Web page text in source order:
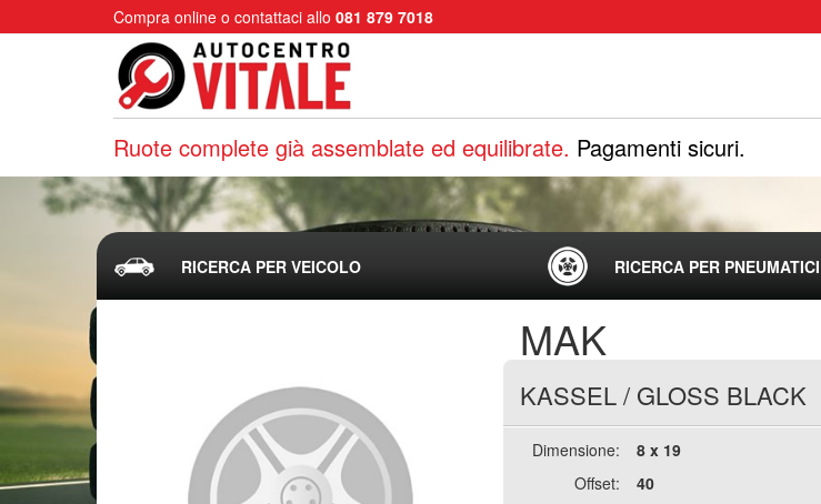
Compra online o contattaci allo 081 879 7018
Ruote complete già assemblate ed equilibrate. Pagamenti sicuri.
RICERCA PER VEICOLO RICERCA PER PNEUMATICI
MAK
KASSEL/ GLOSS BLACK
Dimensione:
8 x 19
Offset:
40